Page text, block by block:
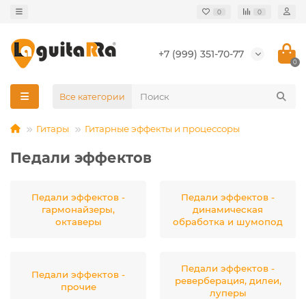
0 0
+7 (999) 351-70-77
0
Все категории
Гитары Гитарные эффекты и процессоры
Педали эффектов
Педали эффектов -
гармонайзеры,
октаверы
Педали эффектов -
динамическая
обработка и шумопод
Педали эффектов -
прочие
Педали эффектов -
реверберация, дилеи,
луперы